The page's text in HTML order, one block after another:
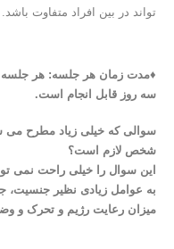
تواند در بین افراد متفاوت باشد.
سه روز قابل انجام است.
سوالی که خیلی زیاد مطرح می
شخص لازم است؟
این سوال را خیلی راحت نمی
به عوامل زیادی نظیر
میزان رعایت رژیم و تحرک و